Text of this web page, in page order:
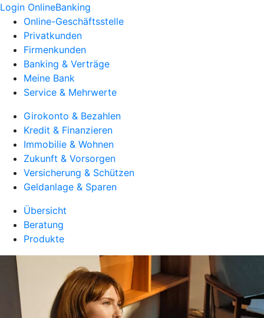
Login OnlineBanking
Online-Geschäftsstelle
Privatkunden
Firmenkunden
Banking & Verträge
Meine Bank
Service & Mehrwerte
Girokonto & Bezahlen
Kredit & Finanzieren
Immobilie & Wohnen
Zukunft & Vorsorgen
Versicherung & Schützen
Geldanlage & Sparen
Übersicht
Beratung
Produkte